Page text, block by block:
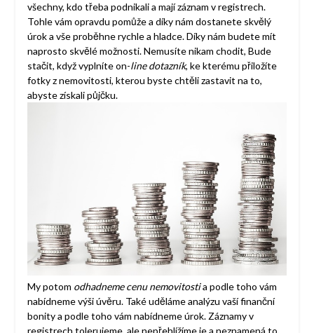
všechny, kdo třeba podnikali a mají záznam v registrech.
Tohle vám opravdu pomůže a díky nám dostanete skvělý
úrok a vše proběhne rychle a hladce. Díky nám budete mít
naprosto skvělé možnosti. Nemusíte nikam chodit, Bude
stačit, když vyplníte on-line dotazník, ke kterému přiložíte
fotky z nemovitosti, kterou byste chtěli zastavit na to,
abyste získali půjčku.
My potom odhadneme cenu nemovitostia podle toho vám
nabídneme výši úvěru. Také uděláme analýzu vaší finanční
bonity a podle toho vám nabídneme úrok. Záznamy v